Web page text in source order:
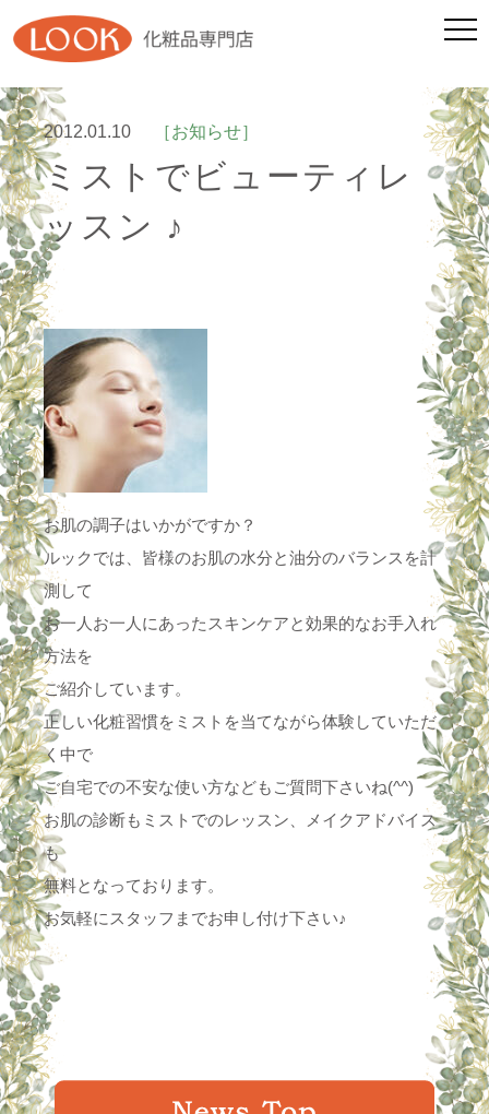
2012.01.10 ［お知らせ］
ミストでビューティレ
ッスン ♪
お肌の調子はいかがですか？
ルックでは、皆様のお肌の水分と油分のバランスを計
測して
お一人お一人にあったスキンケアと効果的なお手入れ
方法を
ご紹介しています。
正しい化粧習慣をミストを当てながら体験していただ
く中で
ご自宅での不安な使い方などもご質問下さいね(^^)
お肌の診断もミストでのレッスン、メイクアドバイス
も
無料となっております。
お気軽にスタッフまでお申し付け下さい♪